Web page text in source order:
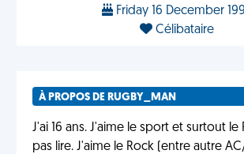
Friday 16 December
Célibataire
À PROPOS DE RUGBY_MAN
J'ai 16 ans. J'aime le sport et surtout le
pas lire. J'aime le Rock (entre autre